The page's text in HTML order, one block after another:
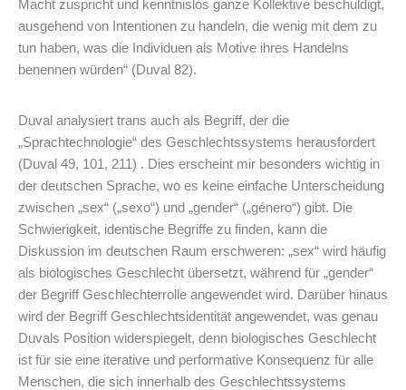
Macht zuspricht und kenntnislos ganze Kollektive beschuldigt,
ausgehend von Intentionen zu handeln, die wenig mit dem zu
tun haben, was die Individuen als Motive ihres Handelns
benennen würden“ (Duval 82).
Duval analysiert trans auch als Begriff, der die
„Sprachtechnologie“ des Geschlechtssystems herausfordert
(Duval 49, 101, 211) . Dies erscheint mir besonders wichtig in
der deutschen Sprache, wo es keine einfache Unterscheidung
zwischen „sex“ („sexo“) und „gender“ („género“) gibt. Die
Schwierigkeit, identische Begriffe zu finden, kann die
Diskussion im deutschen Raum erschweren: „sex“ wird häufig
als biologisches Geschlecht übersetzt, während für „gender“
der Begriff Geschlechterrolle angewendet wird. Darüber hinaus
wird der Begriff Geschlechtsidentität angewendet, was genau
Duvals Position widerspiegelt, denn biologisches Geschlecht
ist für sie eine iterative und performative Konsequenz für alle
Menschen, die sich innerhalb des Geschlechtssystems